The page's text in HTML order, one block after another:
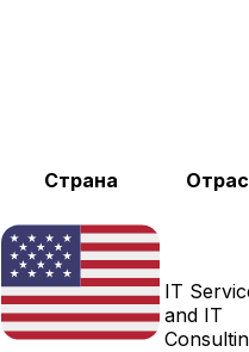
Страна
IT
and IT